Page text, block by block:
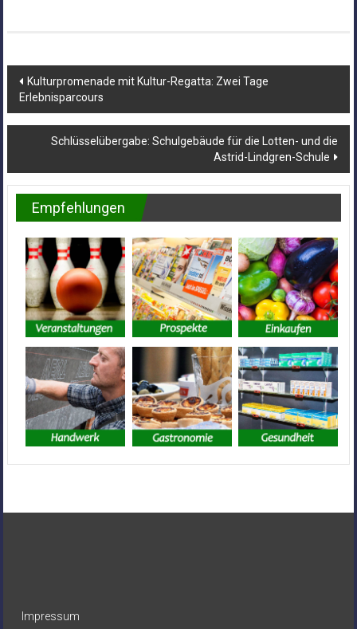
Beitragsnavigation
Kulturpromenade mit Kultur-Regatta: Zwei Tage
Erlebnisparcours
Schlüsselübergabe: Schulgebäude für die Lotten- und die
Astrid-Lindgren-Schule
Empfehlungen
Impressum